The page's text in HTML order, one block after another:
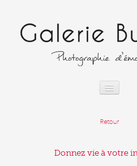
Skip to
content
Skip to
navigation
A propos
Concept
Vous êtes iciRetour
Donnez vie à votre